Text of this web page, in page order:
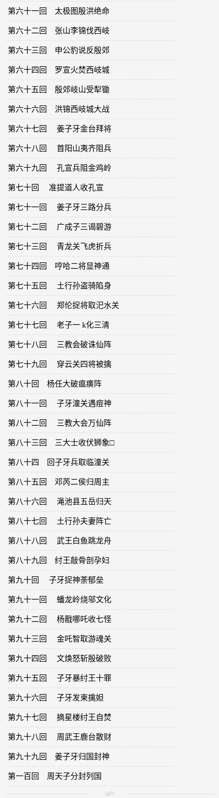
第六十一回 太极图殷洪绝命
第六十二回 张山李锦伐西岐
第六十三回 申公豹说反殷郊
第六十四回 罗宣火焚西岐城
第六十五回 殷郊岐山受犁锄
第六十六回 洪锦西岐城大战
第六十七回 姜子牙金台拜将
第六十八回 首阳山夷齐阻兵
第六十九回 孔宣兵阻金鸡岭
第七十回 准提道人收孔宣
第七十一回 姜子牙三路分兵
第七十二回 广成子三谒碧游
第七十三回 青龙关飞虎折兵
第七十四回 哼哈二将显神通
第七十五回 土行孙盗骑陷身
第七十六回 郑伦捉将取汜水关
第七十七回 老子一 k化三清
第七十八回 三教会破诛仙阵
第七十九回 穿云关四将被擒
第八十回 杨任大破瘟癀阵
第八十一回 子牙潼关遇痘神
第八十二回 三教大会万仙阵
第八十三回 三大士收伏狮象□
第八十四 回子牙兵取临潼关
第八十五回 邓芮二侯归周主
第八十六回 渑池县五岳归天
第八十七回 土行孙夫妻阵亡
第八十八回 武王白鱼跳龙舟
第八十九回 纣王敲骨剖孕妇
第九十回 子牙捉神荼郁垒
第九十一回 蟠龙岭烧邬文化
第九十二回 杨戬哪吒收七怪
第九十三回 金吒智取游魂关
第九十四回 文焕怒斩殷破败
第九十五回 子牙暴纣王十罪
第九十六回 子牙发柬擒妲
第九十七回 摘星楼纣王自焚
第九十八回 周武王鹿台散财
第九十九回 姜子牙归国封神
第一百回 周天子分封列国